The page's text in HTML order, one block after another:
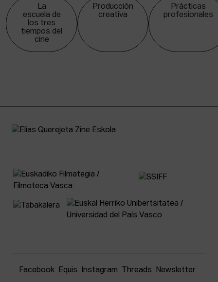
La
escuela de
los tres
tiempos del
cine
Producción
creativa
Prácticas
profesionales
Facebook Equis Instagram Threads Newsletter